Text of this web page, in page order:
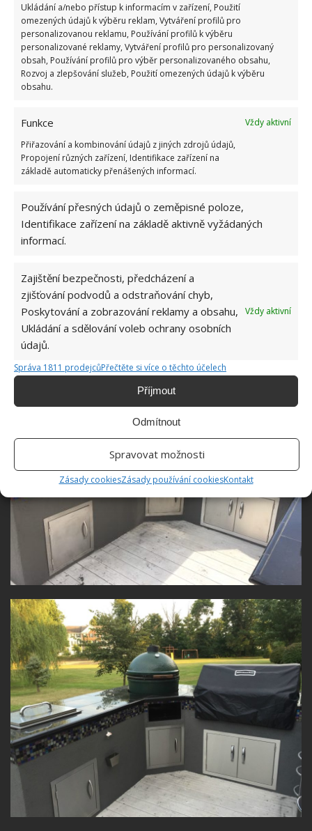
Ukládání a/nebo přístup k informacím v zařízení, Použití
omezených údajů k výběru reklam, Vytváření profilů pro
personalizovanou reklamu, Používání profilů k výběru
personalizované reklamy, Vytváření profilů pro personalizovaný
obsah, Používání profilů pro výběr personalizovaného obsahu,
Rozvoj a zlepšování služeb, Použití omezených údajů k výběru
obsahu.
Funkce
Vždy aktivní
Přiřazování a kombinování údajů z jiných zdrojů údajů,
Propojení různých zařízení, Identifikace zařízení na
základě automaticky přenášených informací.
Používání přesných údajů o zeměpisné poloze,
Identifikace zařízení na základě aktivně vyžádaných
informací.
Zajištění bezpečnosti, předcházení a
zjišťování podvodů a odstraňování chyb,
Poskytování a zobrazování reklamy a obsahu,
Ukládání a sdělování voleb ochrany osobních
údajů.
Vždy aktivní
Správa 1811 prodejcůPřečtěte si více o těchto účelech
Příjmout
Odmítnout
Spravovat možnosti
Zásady cookiesZásady používání cookiesKontakt
Poslední kosmetické úpravy
připravena k použití. Aby ale vypadala k světu, je
dobré na závěr zapracovat na posledních
kosmetických úpravách. Tedy hlavně na instalaci
vzhledu samotných spodních desek, kde je vhodné
nanést vrstvu štuku, která nezvýší jenom krásu, ale i
odolnost a tedy i životnost této kuchyně, která tak
bude připravena na první grilování.